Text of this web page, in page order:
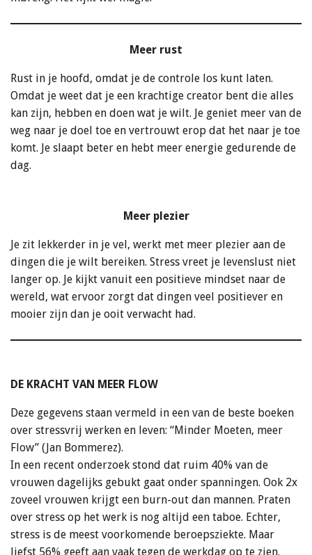
Meer rust
Rust in je hoofd, omdat je de controle los kunt laten.
Omdat je weet dat je een krachtige creator bent die alles
kan zijn, hebben en doen wat je wilt. Je geniet meer van de
weg naar je doel toe en vertrouwt erop dat het naar je toe
komt. Je slaapt beter en hebt meer energie gedurende de
dag.
Meer plezier
Je zit lekkerder in je vel, werkt met meer plezier aan de
dingen die je wilt bereiken. Stress vreet je levenslust niet
langer op. Je kijkt vanuit een positieve mindset naar de
wereld, wat ervoor zorgt dat dingen veel positiever en
mooier zijn dan je ooit verwacht had.
DE KRACHT VAN MEER FLOW
Deze gegevens staan vermeld in een van de beste boeken
over stressvrij werken en leven: “Minder Moeten, meer
Flow” (Jan Bommerez).
In een recent onderzoek stond dat ruim 40% van de
vrouwen dagelijks gebukt gaat onder spanningen. Ook 2x
zoveel vrouwen krijgt een burn-out dan mannen. Praten
over stress op het werk is nog altijd een taboe. Echter,
stress is de meest voorkomende beroepsziekte. Maar
liefst 56% geeft aan vaak tegen de werkdag op te zien.